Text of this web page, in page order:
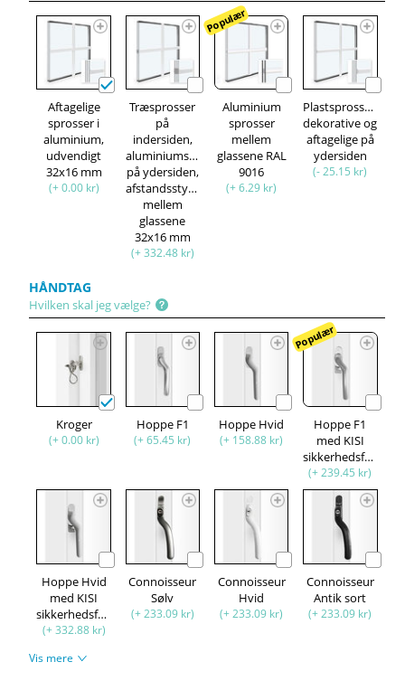
Aftagelige
sprosser i
aluminium,
udvendigt
32x16 mm
(+ 0.00 kr)
Træsprosser
på
indersiden,
aluminiumsprosser
på ydersiden,
afstandsstykke
mellem
glassene
32x16 mm
(+ 332.48 kr)
Populær
Aluminium
sprosser
mellem
glassene RAL
9016
(+ 6.29 kr)
Plastsprosser,
dekorative og
aftagelige på
ydersiden
(- 25.15 kr)
HÅNDTAG
Hvilken skal jeg vælge?
Kroger
(+ 0.00 kr)
Hoppe F1
(+ 65.45 kr)
Hoppe Hvid
(+ 158.88 kr)
Populær
Hoppe F1
med KISI
sikkerhedsfunktion
(+ 239.45 kr)
Hoppe Hvid
med KISI
sikkerhedsfunktion
(+ 332.88 kr)
Connoisseur
Sølv
(+ 233.09 kr)
Connoisseur
Hvid
(+ 233.09 kr)
Connoisseur
Antik sort
(+ 233.09 kr)
Vis mere